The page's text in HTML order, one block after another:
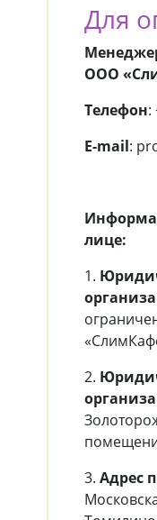
Для
ООО
Телефон:
E-mail:
лице:
1.
2.
3.Адрес